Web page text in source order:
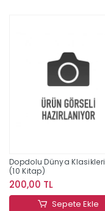
Dopdolu Dünya Klasikleri
(10 Kitap)
200,00 TL
Sepete Ekle